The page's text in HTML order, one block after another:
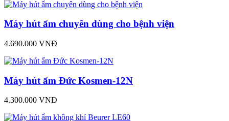
Máy hút ẩm chuyên dùng cho bệnh viện
4.690.000 VNĐ
Máy hút ẩm Đức Kosmen-12N
4.300.000 VNĐ